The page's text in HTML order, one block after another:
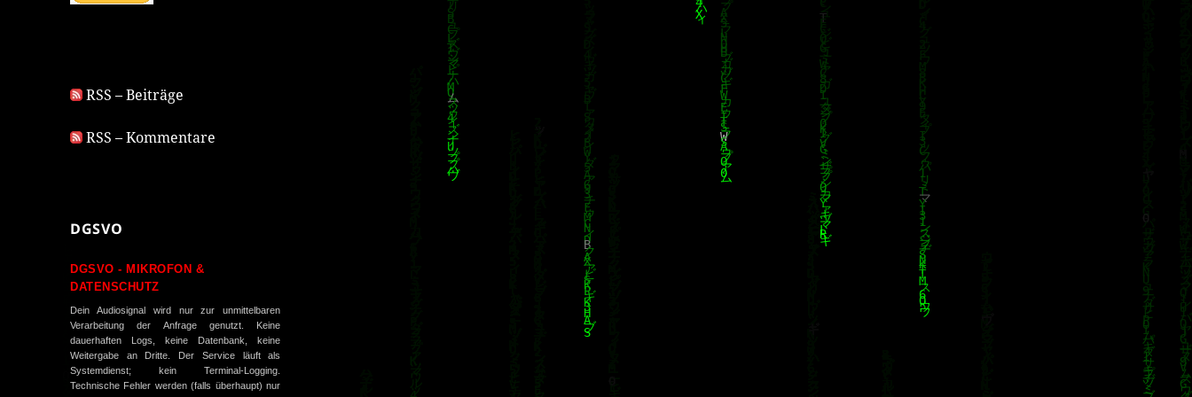
RSS – Beiträge
RSS – Kommentare
DGSVO
DGSVO - MIKROFON &
DATENSCHUTZ
Dein Audiosignal wird nur zur unmittelbaren
Verarbeitung der Anfrage genutzt. Keine
dauerhaften Logs, keine Datenbank, keine
Weitergabe an Dritte. Der Service läuft als
Systemdienst; kein Terminal-Logging.
Technische Fehler werden (falls überhaupt) nur